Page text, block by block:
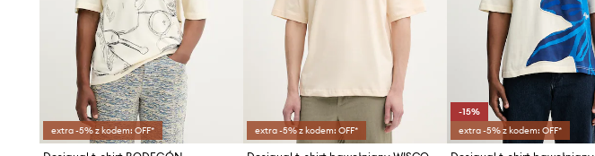
extra -5% z kodem: OFF* extra -5% z kodem: OFF*
-15%
extra -5% z kodem: OFF*